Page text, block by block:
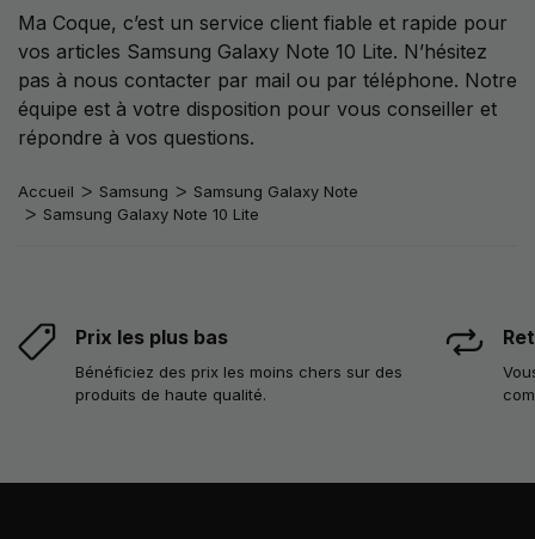
Ma Coque, c’est un service client fiable et rapide pour
vos articles Samsung Galaxy Note 10 Lite. N’hésitez
pas à nous contacter par mail ou par téléphone. Notre
équipe est à votre disposition pour vous conseiller et
répondre à vos questions.
Accueil Samsung
Samsung Galaxy Note
Samsung Galaxy Note 10 Lite
Prix les plus bas
Bénéficiez des prix les moins chers sur des
produits de haute qualité.